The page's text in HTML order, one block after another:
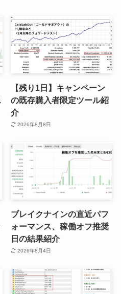
【残り1日】キャンペーン
の既存購入者限定ツール紹
介
2026年8月8日
ブレイクナインの直近パフ
ォーマンス、稼働オフ推奨
日の結果紹介
2026年8月4日